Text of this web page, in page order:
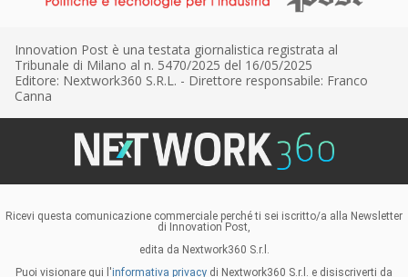
Innovation Post è una testata giornalistica registrata al
Tribunale di Milano al n. 5470/2025 del 16/05/2025
Editore: Nextwork360 S.R.L. - Direttore responsabile: Franco
Canna
Ricevi questa comunicazione commerciale perché ti sei iscritto/a alla Newsletter
di Innovation Post,
edita da Nextwork360 S.r.l.
Puoi visionare qui l'informativa privacy di Nextwork360 S.r.l. e disiscriverti da